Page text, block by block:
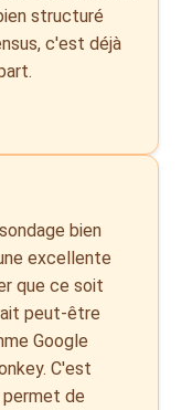
structuré
c'est déjà
bien
excellente
que ce soit
peut-être
Google
C'est
de